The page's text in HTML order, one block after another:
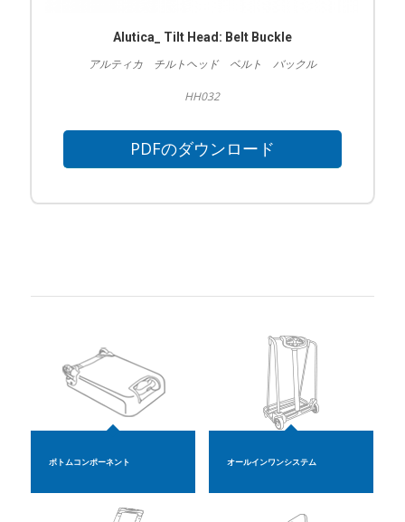
Alutica_ Tilt Head: Belt Buckle
アルティカ チルトヘッド ベルト バックル
HH032
PDFのダウンロード
ボトムコンポーネント オールインワンシステム